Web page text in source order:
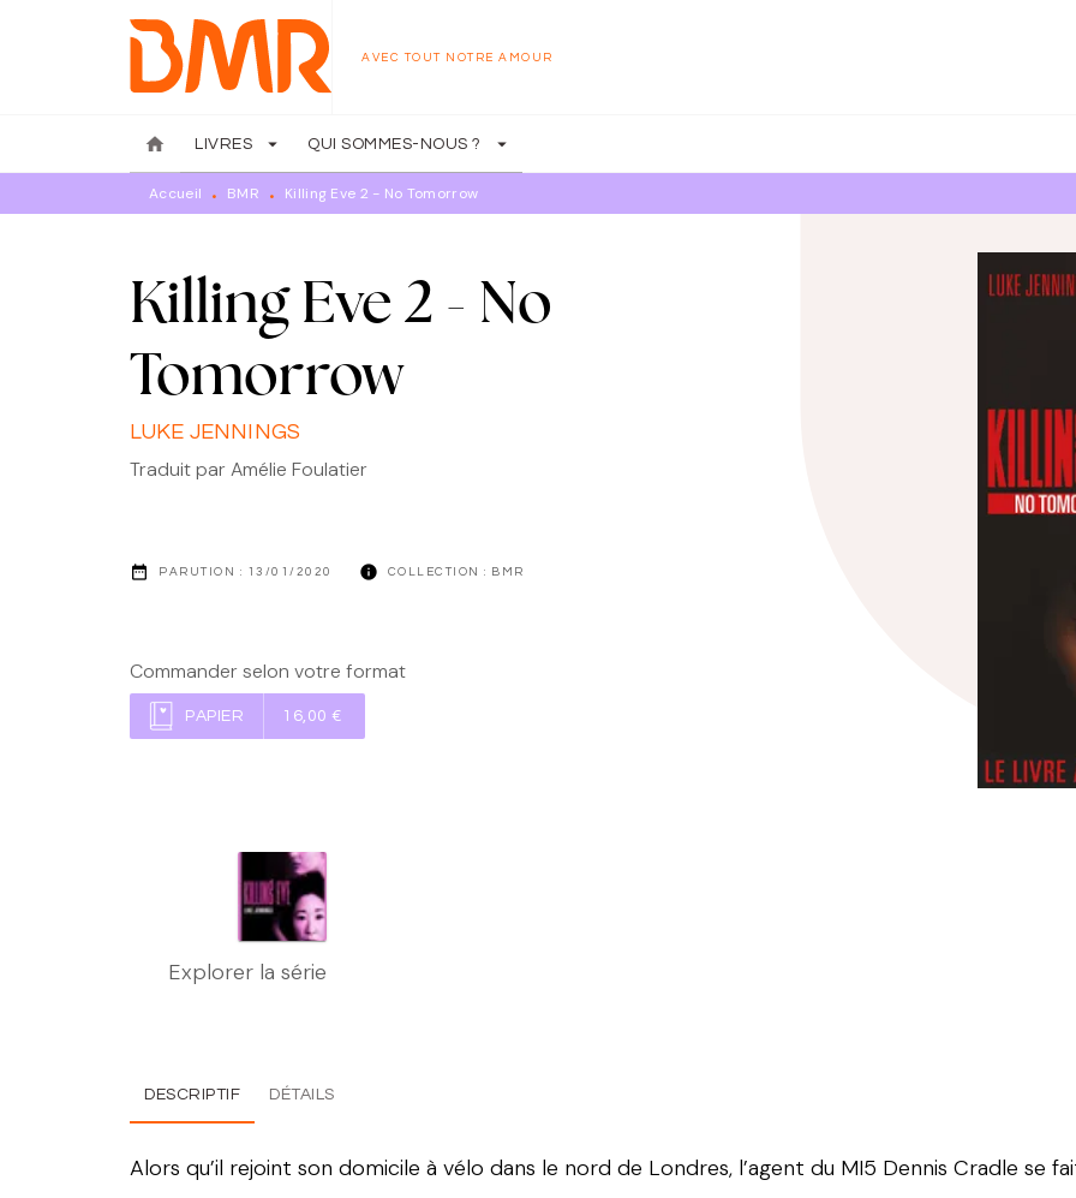
MENU RECHERCHE
AVEC TOUT NOTRE AMOUR
home LIVRES arrow_drop_down QUI SOMMES-NOUS ? arrow_drop_down
Accueil • BMR • Killing Eve 2 - No Tomorrow
Killing Eve 2 - No
Tomorrow
LUKE JENNINGS
Traduit parAmélie Foulatier
date_range PARUTION : 13/01/2020 info COLLECTION : BMR
Commander selon votre format
PAPIER 16,00 €
Explorer la série
DESCRIPTIF DÉTAILS
Alors qu’il rejoint son domicile à vélo dans le nord de Londres, l’agent du MI5 Dennis Cradle se